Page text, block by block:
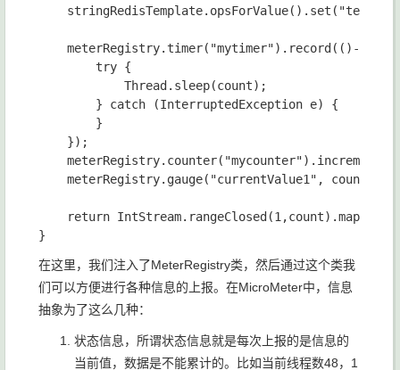
    meterRegistry.timer("mytimer").record(()-> {
        try {
            Thread.sleep(count);
        } catch (InterruptedException e) {
        }
    });
    meterRegistry.gauge("currentValue1", count);
return
在这里，我们注入了MeterRegistry类，然后通过这个类我
们可以方便进行各种信息的上报。在MicroMeter中，信息
抽象为了这么几种：
状态信息，所谓状态信息就是每次上报的是信息的
当前值，数据是不能累计的。比如当前线程数48，1